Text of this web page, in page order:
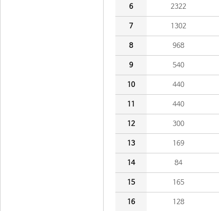
6 2322
7 1302
8 968
9 540
10 440
11 440
12 300
13 169
14 84
15 165
16 128